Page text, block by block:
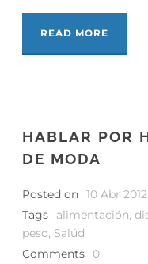
READ MORE
HABLAR POR
DE MODA
Posted on 10 Abr 2012
Tags
alimentación,
peso, Salúd
Comments
0